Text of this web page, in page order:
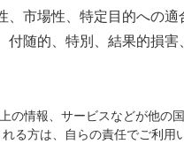
市場性、特定目的への
随的、特別、結果的損
の情報、サービスなどが他
る方は、自らの責任でご利用